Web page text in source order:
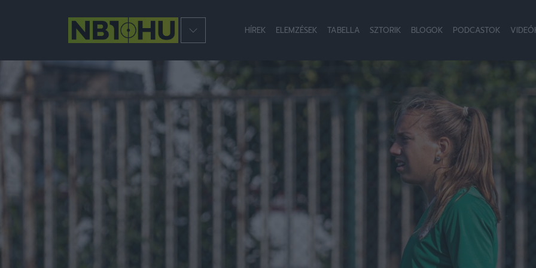
HÍREK ELEMZÉSEK TABELLA SZTORIK BLOGOK PODCASTOK